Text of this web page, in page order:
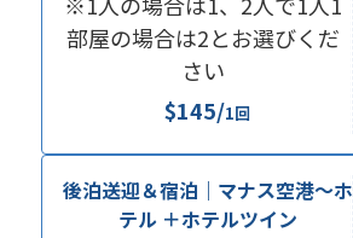
部屋の場合は2とお選びくだ
さい
$145/1回
後泊送迎＆宿泊｜マナス空港〜ホ
テル ＋ホテルツイン